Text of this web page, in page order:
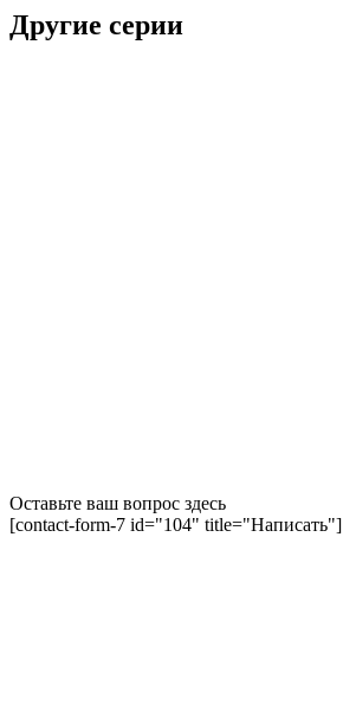
Другие серии
Оставьте ваш вопрос здесь
[contact-form-7 id="104" title="Написать"]